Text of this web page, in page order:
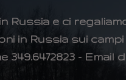
in Russia e ci
in Russia sui
349.6472823 - Email